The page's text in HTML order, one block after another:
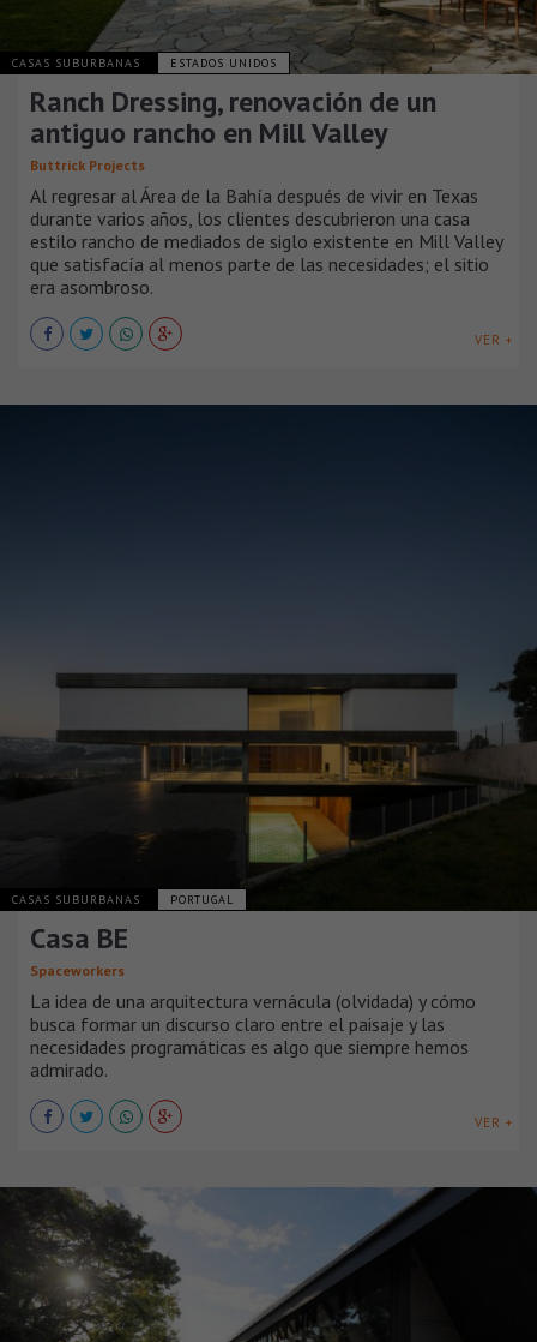
CASAS SUBURBANAS ESTADOS UNIDOS
Ranch Dressing, renovación de un
antiguo rancho en Mill Valley
Buttrick Projects
Al regresar al Área de la Bahía después de vivir en Texas
durante varios años, los clientes descubrieron una casa
estilo rancho de mediados de siglo existente en Mill Valley
que satisfacía al menos parte de las necesidades; el sitio
era asombroso.
VER +
CASAS SUBURBANAS PORTUGAL
Casa BE
Spaceworkers
La idea de una arquitectura vernácula (olvidada) y cómo
busca formar un discurso claro entre el paisaje y las
necesidades programáticas es algo que siempre hemos
admirado.
VER +